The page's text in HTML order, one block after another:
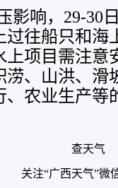
影响，29-30
过往船只和海
上项目需注意
涝、山洪、滑
、农业生产等
查天气
关注“广西天气”微